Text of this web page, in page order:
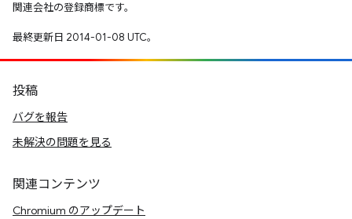
関連会社の登録商標です。
最終更新日 2014-01-08 UTC。
投稿
バグを報告
未解決の問題を見る
関連コンテンツ
Chromium のアップデート